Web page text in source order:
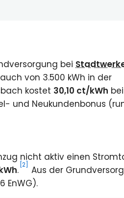
bei
von 3.500 kWh in der
kostet 30,10 ct/kWh bei
und Neukundenbonus
nicht aktiv einen
. [2]
Aus der
EnWG).